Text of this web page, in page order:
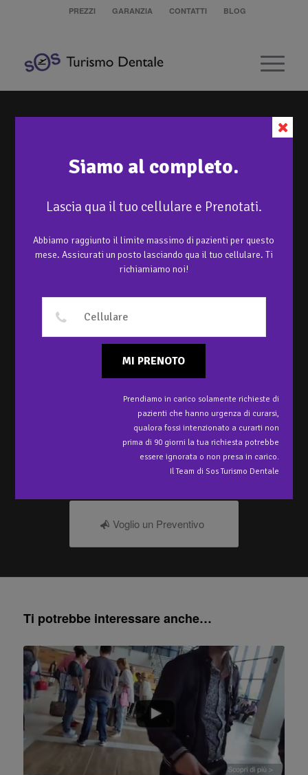
PREZZI GARANZIA CONTATTI BLOG
E‘ POSSIBILE
SAPERE
ESATTAMENTE
QUANTI GIORNI
BISOGNA STARE
ALL’ESTERO PER
CURARSI?
Clinica Vukovic, Spalato, Croazia
Voglio un Preventivo
Ti potrebbe interessare anche…
Siamo al completo.
Lascia qua il tuo cellulare e Prenotati.
Abbiamo raggiunto il limite massimo di pazienti per questo
mese. Assicurati un posto lasciando qua il tuo cellulare. Ti
richiamiamo noi!
MI PRENOTO
Prendiamo in carico solamente richieste di
pazienti che hanno urgenza di curarsi,
qualora fossi intenzionato a curarti non
prima di 90 giorni la tua richiesta potrebbe
essere ignorata o non presa in carico.
Il Team di Sos Turismo Dentale